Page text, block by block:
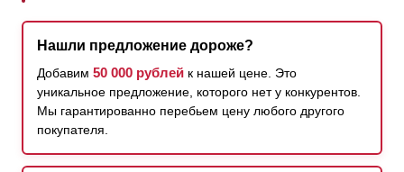
Нашли предложение дороже?
Добавим 50 000 рублей к нашей цене. Это
уникальное предложение, которого нет у конкурентов.
Мы гарантированно перебьем цену любого другого
покупателя.